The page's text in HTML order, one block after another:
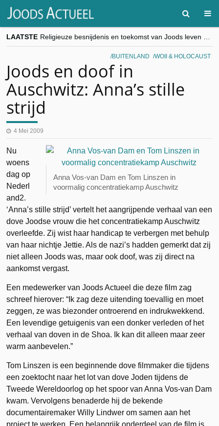
LAATSTE
“Besnijdenisdebat toont hoe moeilijk seculiere Westen minderheden begrijpt”, Jinnih Beels (Vooruit)
CITYTRIP | ROEMENIË – Boekarest: de verrassing van Oost-Europa
BUITENLAND WOII & HOLOCAUST
Joods en doof in
Auschwitz: Anna’s stille
strijd
4 Mei 2009
Anna Vos-van Dam en Tom Linszen in
voormalig concentratiekamp Auschwitz
Nu
woens
dag op
Nederl
and2.
‘Anna’s stille strijd’ vertelt het aangrijpende verhaal van een
dove Joodse vrouw die het concentratiekamp Auschwitz
overleefde. Zij wist haar handicap te verbergen met behulp
van haar nichtje Jettie. Als de nazi’s hadden gemerkt dat zij
niet alleen Joods was, maar ook doof, was zij direct na
aankomst vergast.
Een medewerker van Joods Actueel die deze film zag
schreef hierover: “Ik zag deze uitending toevallig en moet
zeggen, ze was biezonder ontroerend en indrukwekkend.
Een levendige getuigenis van een donker verleden of het
verhaal van doven in de Shoa. Ik kan dit alleen maar zeer
warm aanbevelen.”
Tom Linszen is een beginnende dove filmmaker die tijdens
een zoektocht naar het lot van dove Joden tijdens de
Tweede Wereldoorlog op het spoor van Anna Vos-van Dam
kwam. Vervolgens benaderde hij de bekende
documentairemaker Willy Lindwer om samen aan het
project te werken. Een belangrijk onderdeel van de film is